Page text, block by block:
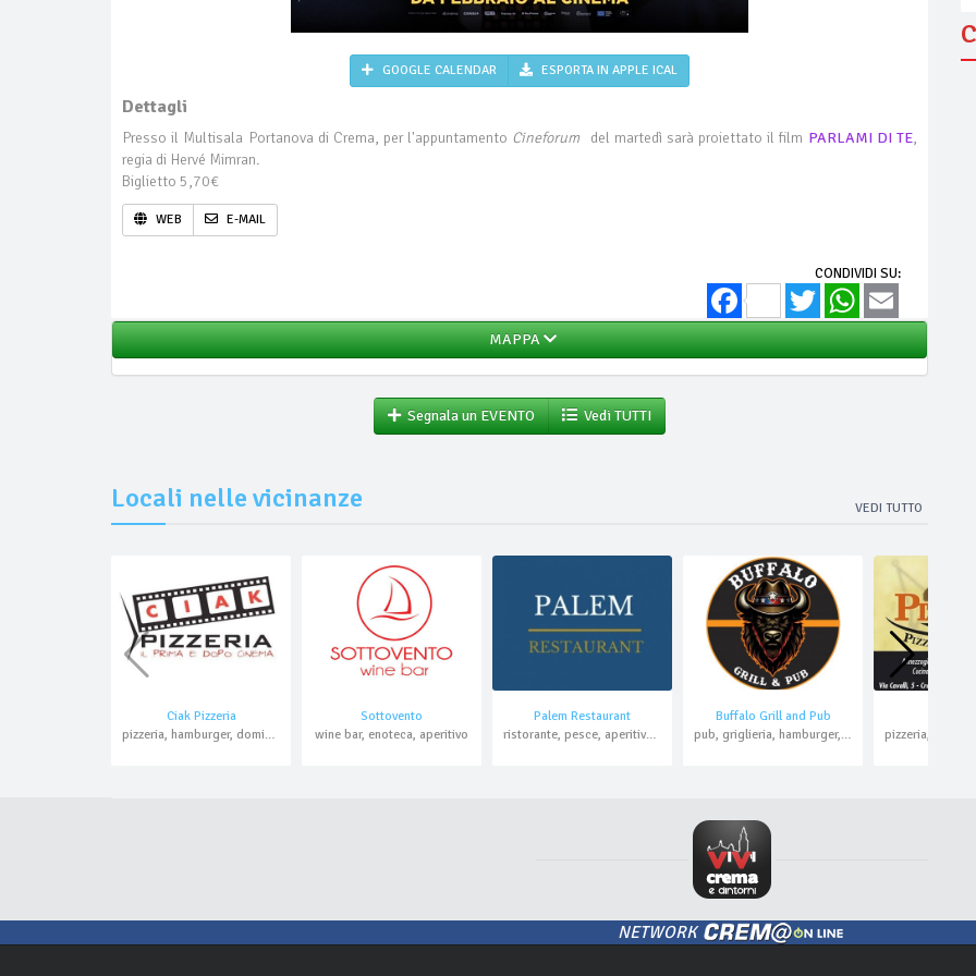
GOOGLE CALENDAR ESPORTA IN APPLE ICAL
Dettagli
Presso il Multisala Portanova di Crema, per l'appuntamento Cineforum del martedì sarà proiettato il film PARLAMI DI TE,
regia di Hervé Mimran.
Biglietto 5,70€
WEB E-MAIL
CONDIVIDI SU:
FacebookTwitter WhatsApp
MAPPA
Segnala un EVENTO Vedi TUTTI
Locali nelle vicinanze VEDI TUTTO
Ciak Pizzeria
pizzeria, hamburger, domicilio, asporto
Sottovento
wine bar, enoteca, aperitivo
Palem Restaurant
ristorante, pesce, aperitivo, pranzo di lavoro
Buffalo Grill and Pub
pub, griglieria, hamburger, pizzeria, asporto
NETWORK